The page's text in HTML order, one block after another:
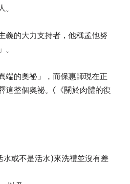
義的大力支持者，他稱孟他努
。
端的奧祕」，而保惠師現在正
這整個奧祕。(《關於肉體的復
水或不是活水)來洗禮並沒有差